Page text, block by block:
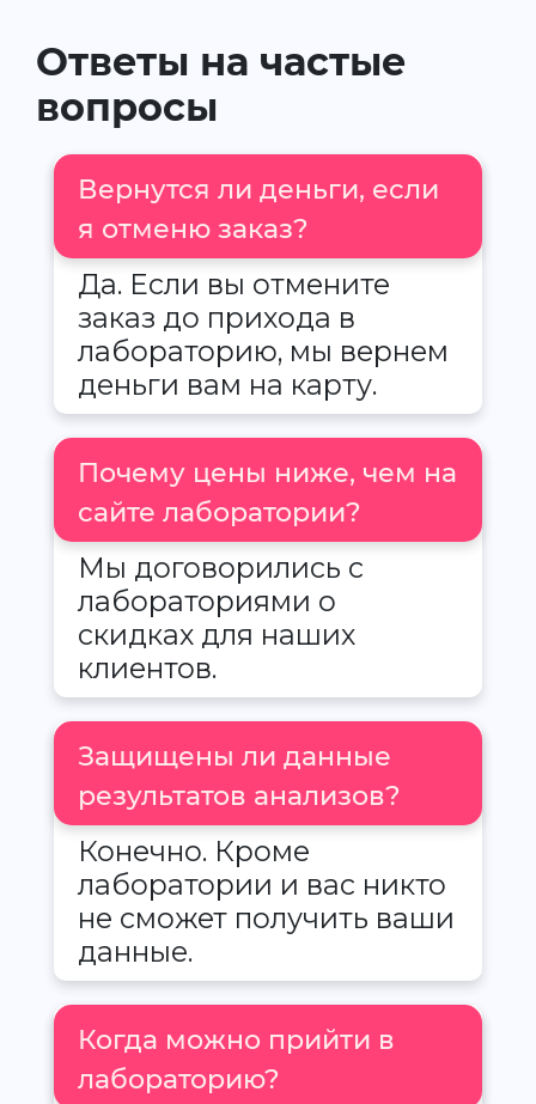
Ответы на частые
вопросы
Вернутся ли деньги, если
я отменю заказ?
Да. Если вы отмените
заказ до прихода в
лабораторию, мы вернем
деньги вам на карту.
Почему цены ниже, чем на
сайте лаборатории?
Мы договорились с
лабораториями о
скидках для наших
клиентов.
Защищены ли данные
результатов анализов?
Конечно. Кроме
лаборатории и вас никто
не сможет получить ваши
данные.
Когда можно прийти в
лабораторию?